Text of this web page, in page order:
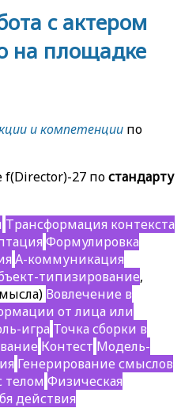
с актером
на площадке
и компетенции по
27 постандарту
Трансформация контекста
Формулировка
А-коммуникация
типизирование,
Вовлечение в
от лица или
игра Точка сборки в
Контест Модель-
Генерирование смыслов
телом Физическая
действия